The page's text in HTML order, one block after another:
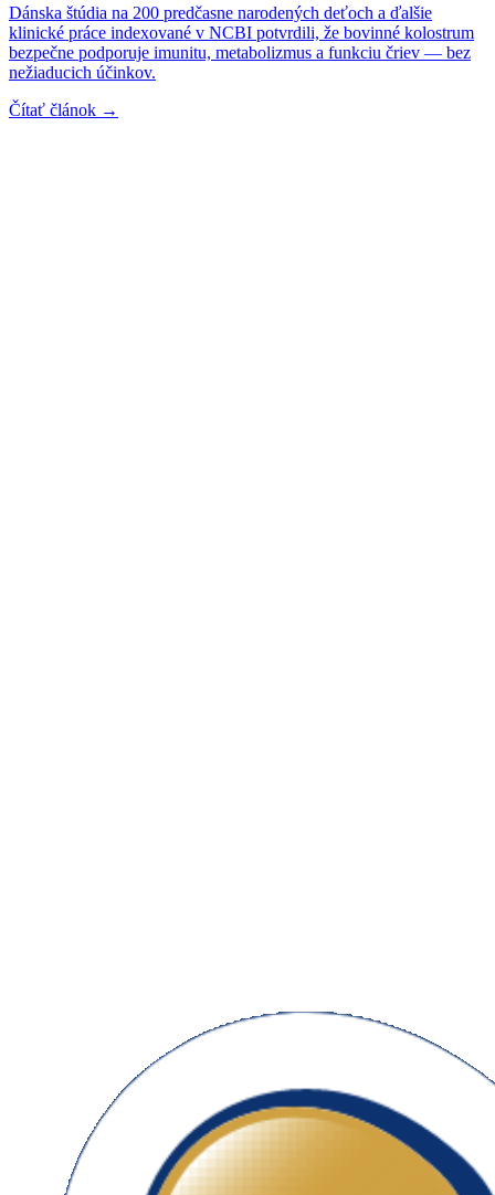
Dánska štúdia na 200 predčasne narodených deťoch a ďalšie
klinické práce indexované v NCBI potvrdili, že bovinné kolostrum
bezpečne podporuje imunitu, metabolizmus a funkciu čriev — bez
nežiaducich účinkov.
Čítať článok →